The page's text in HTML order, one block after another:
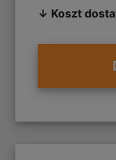
↓ Koszt